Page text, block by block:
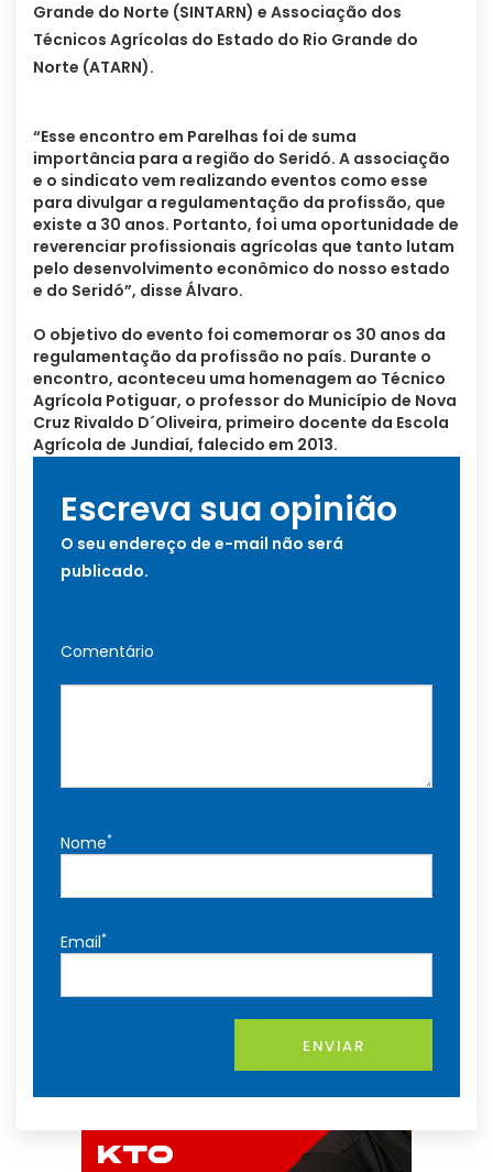
Grande do Norte (SINTARN) e Associação dos
Técnicos Agrícolas do Estado do Rio Grande do
Norte (ATARN).
“Esse encontro em Parelhas foi de suma
importância para a região do Seridó. A associação
e o sindicato vem realizando eventos como esse
para divulgar a regulamentação da profissão, que
existe a 30 anos. Portanto, foi uma oportunidade de
reverenciar profissionais agrícolas que tanto lutam
pelo desenvolvimento econômico do nosso estado
e do Seridó”, disse Álvaro.
O objetivo do evento foi comemorar os 30 anos da
regulamentação da profissão no país. Durante o
encontro, aconteceu uma homenagem ao Técnico
Agrícola Potiguar, o professor do Município de Nova
Cruz Rivaldo D´Oliveira, primeiro docente da Escola
Agrícola de Jundiaí, falecido em 2013.
Escreva sua opinião
O seu endereço de e-mail não será
publicado.
Comentário
Nome*
Email*
ENVIAR